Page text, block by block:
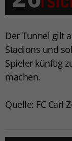
Der Tunnel gilt
Stadions und
Spieler künftig
machen.
Quelle: FC Carl